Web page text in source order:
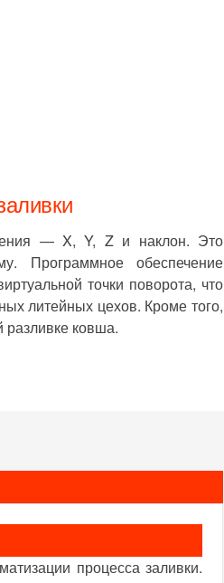
— X, Y, Z и наклон. Это
Программное обеспечение
точки поворота, что
литейных цехов. Кроме того,
ковша.
процесса заливки.